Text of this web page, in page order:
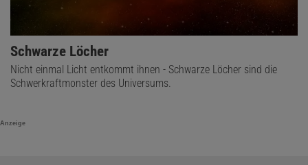
Schwarze Löcher
Nicht einmal Licht entkommt ihnen - Schwarze Löcher sind die
Schwerkraftmonster des Universums.
Anzeige